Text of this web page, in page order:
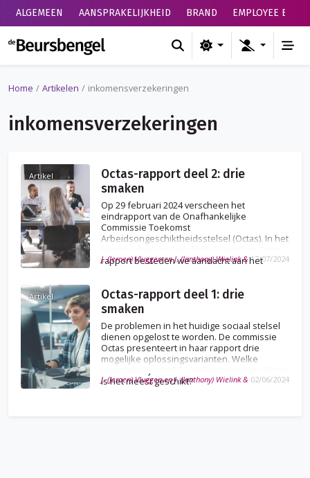
ALGEMEEN AANSPRAKELIJKHEID BRAND EMPLOYEE
de Beursbengel
Home Artikelen inkomensverzekeringen
inkomensverzekeringen
Artikel
Octas-rapport deel 2: drie
smaken
Op 29 februari 2024 verscheen het
eindrapport van de Onafhankelijke
Commissie Toekomst
Arbeidsongeschiktheidsstelsel (Octas). In het
rapport besteden we aandacht aan het
J. (Jeroen) Vluggen en J. (Janthony) Wielink &17/07/2024
Artikel
Octas-rapport deel 1: drie
smaken
De problemen in het huidige sociaal stelsel
dienen opgelost te worden. De commissie
Octas presenteert in haar rapport drie
mogelijke oplossingsvarianten. Welke
is het meest geschikt?
J. (Jeroen) Vluggen en J. (Janthony) Wielink & 02/06/2024